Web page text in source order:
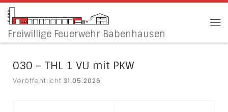
Zum Inhalt springen
Freiwillige Feuerwehr Babenhausen
030 – THL 1 VU mit PKW
Veröffentlicht 31.05.2026